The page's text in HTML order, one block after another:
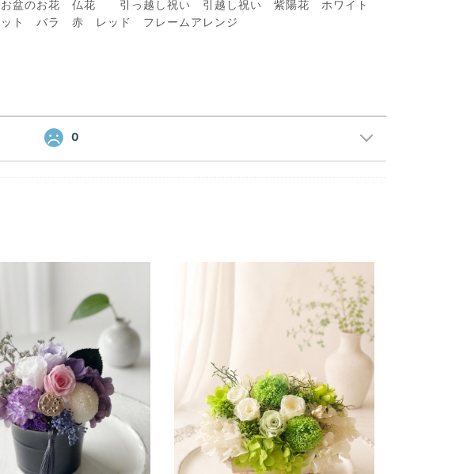
盆のお花 仏花 引っ越し祝い 引越し祝い 紫陽花 ホワイト
バラ 赤 レッド フレームアレンジ
0